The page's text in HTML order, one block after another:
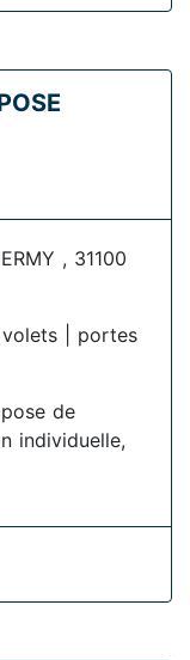
, 31100
volets | portes
de
individuelle,